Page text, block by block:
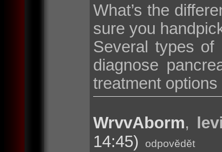
What’s the
sure you
Several types
diagnose
treatment
WrvvAborm,
14:45)
odpovědět